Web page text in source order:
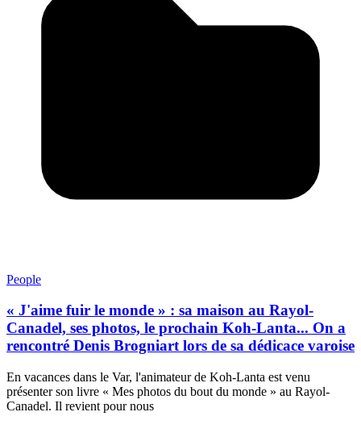
People
« J'aime fuir le monde » : sa maison au Rayol-
Canadel, ses photos, le prochain Koh-Lanta... On a
rencontré Denis Brogniart lors de sa dédicace varoise
En vacances dans le Var, l'animateur de Koh-Lanta est venu
présenter son livre « Mes photos du bout du monde » au Rayol-
Canadel. Il revient pour nous